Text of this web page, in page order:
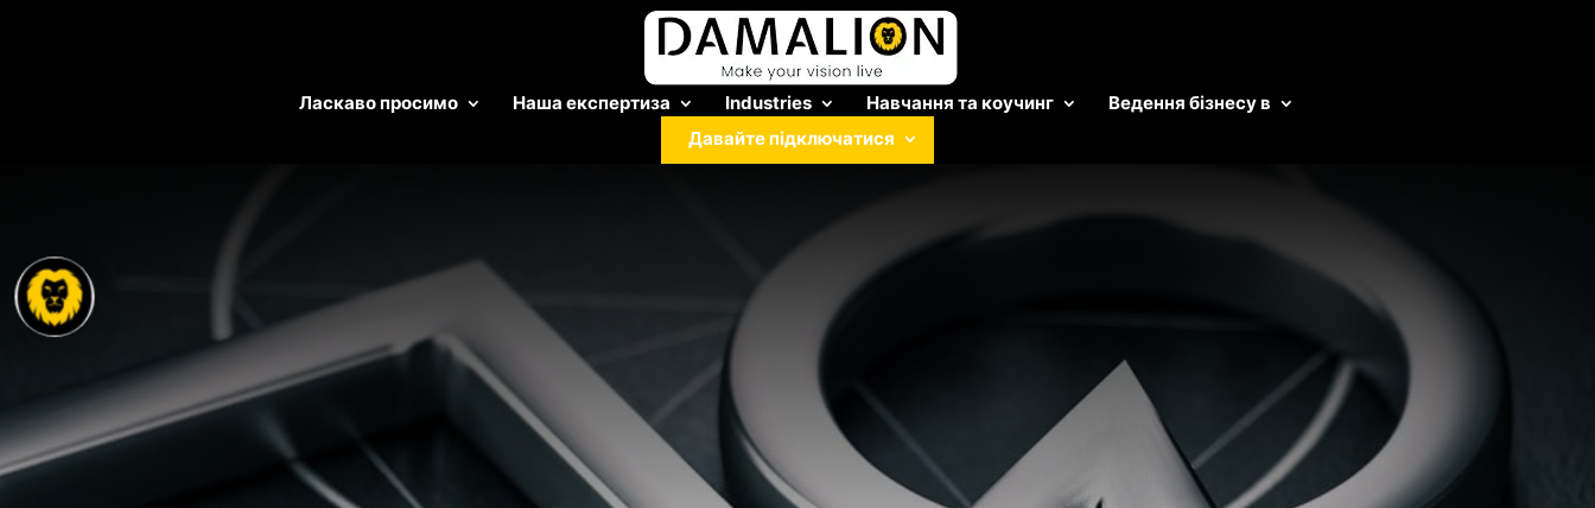
Ласкаво просимо Наша експертиза Industries Навчання та коучинг
Ведення бізнесу в
Давайте підключатися